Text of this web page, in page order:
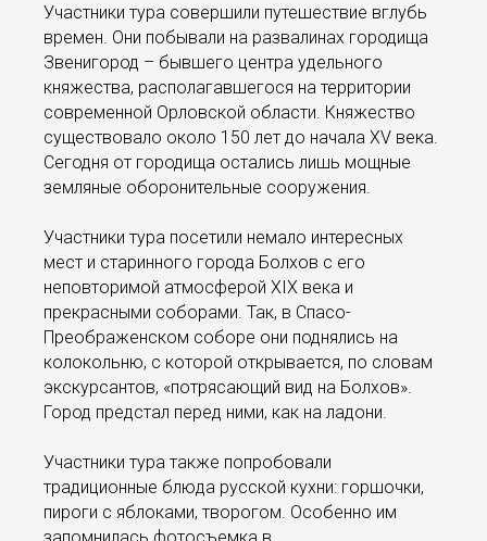
Участники тура совершили путешествие вглубь
времен. Они побывали на развалинах городища
Звенигород – бывшего центра удельного
княжества, располагавшегося на территории
современной Орловской области. Княжество
существовало около 150 лет до начала XV века.
Сегодня от городища остались лишь мощные
земляные оборонительные сооружения.
Участники тура посетили немало интересных
мест и старинного города Болхов с его
неповторимой атмосферой XIX века и
прекрасными соборами. Так, в Спасо-
Преображенском соборе они поднялись на
колокольню, с которой открывается, по словам
экскурсантов, «потрясающий вид на Болхов».
Город предстал перед ними, как на ладони.
Участники тура также попробовали
традиционные блюда русской кухни: горшочки,
пироги с яблоками, творогом. Особенно им